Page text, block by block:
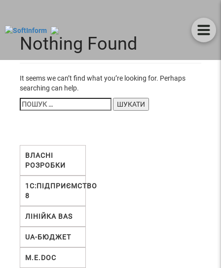
Nothing Found
It seems we can’t find what you’re looking for. Perhaps
searching can help.
ПОШУК:
ВЛАСНІ
РОЗРОБКИ
1С:ПІДПРИЄМСТВО
8
ЛІНІЙКА BAS
UA-БЮДЖЕТ
М.Е.DOC